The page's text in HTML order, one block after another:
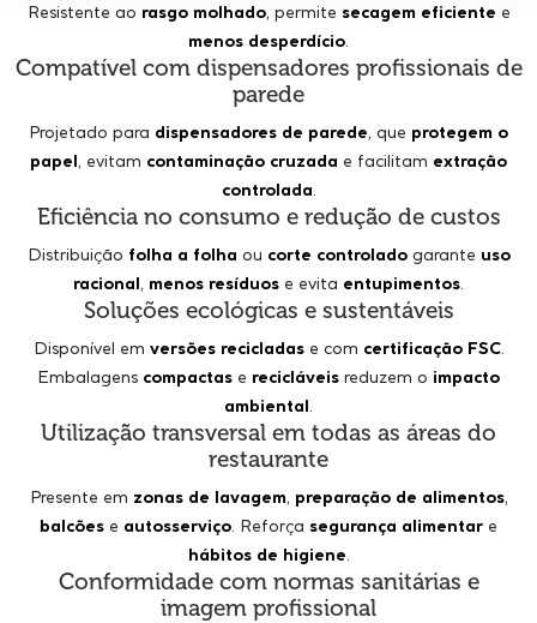
Resistente ao rasgo molhado, permite secagem eficiente e
menos desperdício.
Compatível com dispensadores profissionais de
parede
Projetado para dispensadores de parede, que protegem o
papel, evitam contaminação cruzada e facilitam extração
controlada.
Eficiência no consumo e redução de custos
Distribuição folha a folha ou corte controladogarante uso
racional, menos resíduos e evita entupimentos.
Soluções ecológicas e sustentáveis
Disponível em versões recicladase com certificação FSC.
Embalagens compactas e recicláveis reduzem o impacto
ambiental.
Utilização transversal em todas as áreas do
restaurante
Presente em zonas de lavagem, preparação de alimentos,
balcões e autosserviço. Reforça segurança alimentar e
hábitos de higiene.
Conformidade com normas sanitárias e
imagem profissional